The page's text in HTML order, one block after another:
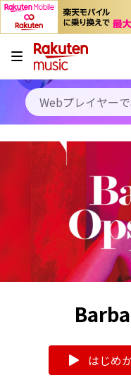
キャンペーン
料金プラン
使い方
初回30日間無料お試
はじめ